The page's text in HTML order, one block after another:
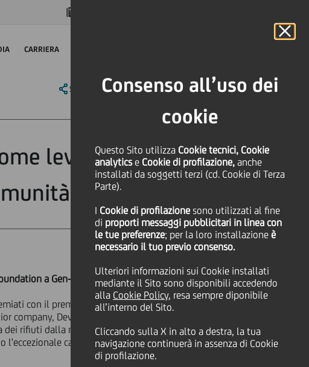
Consenso all’uso dei
cookie
Questo Sito utilizza Cookie tecnici, Cookie
analyticse Cookie di profilazione, anche
installati da soggetti terzi (cd. Cookie di Terza
Parte).
I Cookie di profilazione sono utilizzati al fine
di proporti messaggi pubblicitari in linea con
le tue preferenze; per la loro installazione è
necessario il tuo previo consenso.
Ulteriori informazioni sui Cookie installati
mediante il Sito sono disponibili accedendo
alla Cookie Policy, resa sempre diponibile
all’interno del Sito.
Cliccando sulla X in alto a destra, la tua
navigazione continuerà in assenza di Cookie
di profilazione.
CARRIERA
SHARE PRINT SEND
leva di crescita
a Gen-E 2024 a Catania, Sicilia
con il premio
Re-Power Your Future
company, Devecol, ha sviluppato con
rifiuti dalla natura. Questa soluzione
l'eccezionale capacità degli studenti di